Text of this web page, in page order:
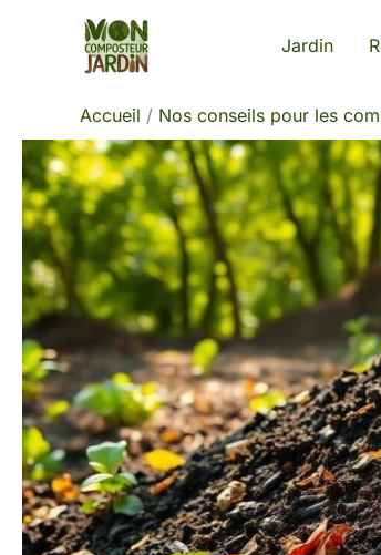
Jardin
Accueil Nos conseils pour les